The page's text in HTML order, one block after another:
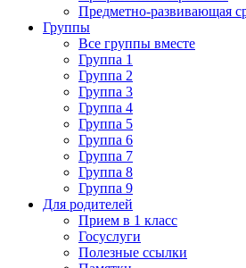
Предметно-развивающая
Группы
Все группы вместе
Группа 1
Группа 2
Группа 3
Группа 4
Группа 5
Группа 6
Группа 7
Группа 8
Группа 9
Для родителей
Прием в 1 класс
Госуслуги
Полезные ссылки